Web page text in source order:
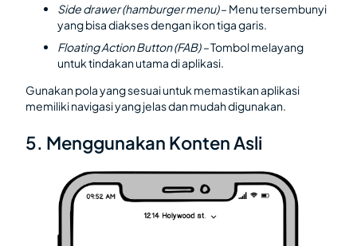
Side drawer (hamburger menu)– Menu tersembunyi
yang bisa diakses dengan ikon tiga garis.
Floating Action Button (FAB) –Tombol melayang
untuk tindakan utama di aplikasi.
Gunakan pola yang sesuai untuk memastikan aplikasi
memiliki navigasi yang jelas dan mudah digunakan.
5. Menggunakan Konten Asli